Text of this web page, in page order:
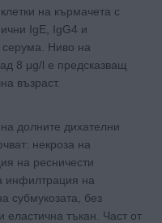
на кърмачета с
IgE, IgG4 и
серума. Ниво на
8 μg/l е предсказващ
възраст.
долните дихателни
некроза на
на ресничести
инфилтрация на
субмукозата, без
еластична тъкан. Част от